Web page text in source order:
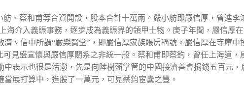
、蔡和甫等合資開設，股本合計十萬兩。嚴小舫即嚴信厚，曾進李
海介入義賑事務，逐步成為義賑界的領甲士物。庚子年間，嚴信厚
。信中所謂“嚴樂賢堂”，即嚴信厚家族賬房稱號。嚴信厚在寺庫中
見盛宣懷與嚴信厚關系之非統一般。蔡和甫即蔡鈞，曾任上海道，
表示也很是活潑，先是向陸樹藩掌管的中國接濟善會捐錢五百元
展打算中，進股了一萬元，可見蔡鈞宦囊之豐。